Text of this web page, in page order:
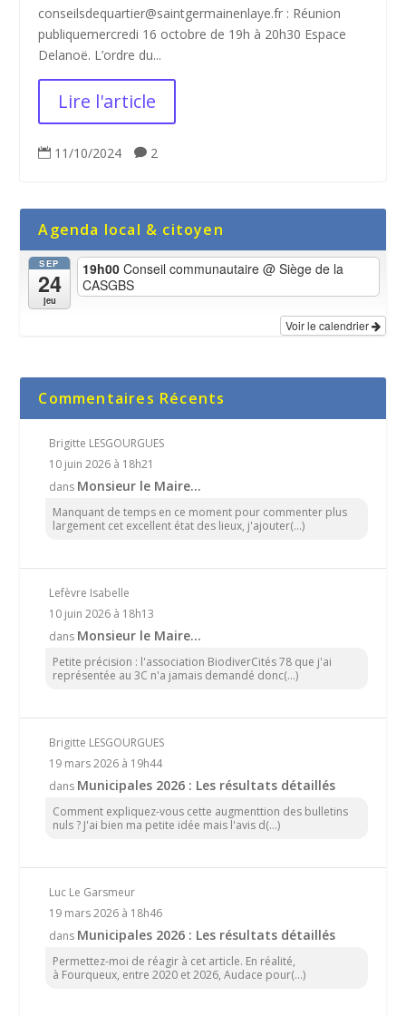
conseilsdequartier@saintgermainenlaye.fr : Réunion
publiquemercredi 16 octobre de 19h à 20h30 Espace
Delanoë. L’ordre du...
Lire l'article
 11/10/2024  2
Agenda local & citoyen
SEP
24
jeu
19h00Conseil communautaire@ Siège de la
CASGBS
Voir le calendrier
Commentaires Récents
Brigitte LESGOURGUES
10 juin 2026 à 18h21
dans Monsieur le Maire…
Manquant de temps en ce moment pour commenter plus
largement cet excellent état des lieux, j'ajouter(...)
Lefèvre Isabelle
10 juin 2026 à 18h13
dans Monsieur le Maire…
Petite précision : l'association BiodiverCités 78 que j'ai
représentée au 3C n'a jamais demandé donc(...)
Brigitte LESGOURGUES
19 mars 2026 à 19h44
dans Municipales 2026 : Les résultats détaillés
Comment expliquez-vous cette augmenttion des bulletins
nuls ? J'ai bien ma petite idée mais l'avis d(...)
Luc Le Garsmeur
19 mars 2026 à 18h46
dans Municipales 2026 : Les résultats détaillés
Permettez-moi de réagir à cet article. En réalité,
à Fourqueux, entre 2020 et 2026, Audace pour(...)